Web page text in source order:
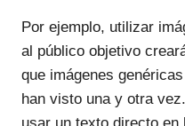
Por ejemplo, utilizar
al público objetivo
que imágenes
han visto una y otra